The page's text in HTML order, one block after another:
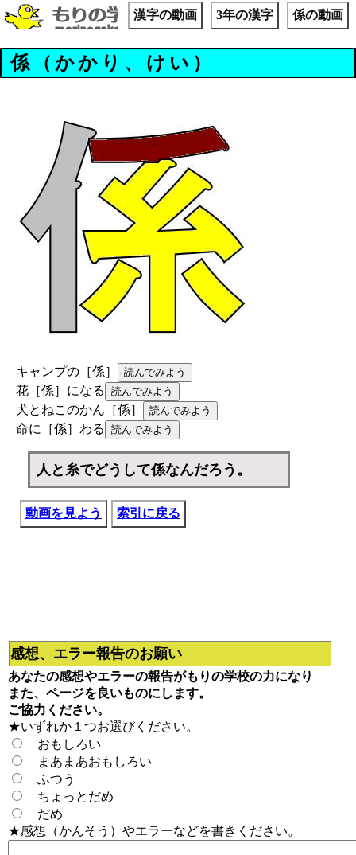
漢字の動画 3年の漢字 係の動画
係（かかり、けい）
キャンプの［係］
花［係］になる
犬とねこのかん［係］
命に［係］わる
人と糸でどうして係なんだろう。
動画を見よう 索引に戻る
感想、エラー報告のお願い
あなたの感想やエラーの報告がもりの学校の力になり
また、ページを良いものにします。
ご協力ください。
★いずれか１つお選びください。
おもしろい
まあまあおもしろい
ふつう
ちょっとだめ
だめ
★感想（かんそう）やエラーなどを書きください。